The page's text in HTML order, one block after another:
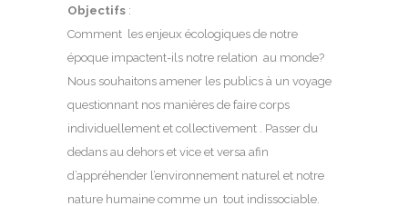
Objectifs :
Comment les enjeux écologiques de notre
époque impactent-ils notre relation au monde?
Nous souhaitons amener les publics à un voyage
questionnant nos manières de faire corps
individuellement et collectivement . Passer du
dedans au dehors et vice et versa afin
d’appréhender l’environnement naturel et notre
nature humaine comme un tout indissociable.